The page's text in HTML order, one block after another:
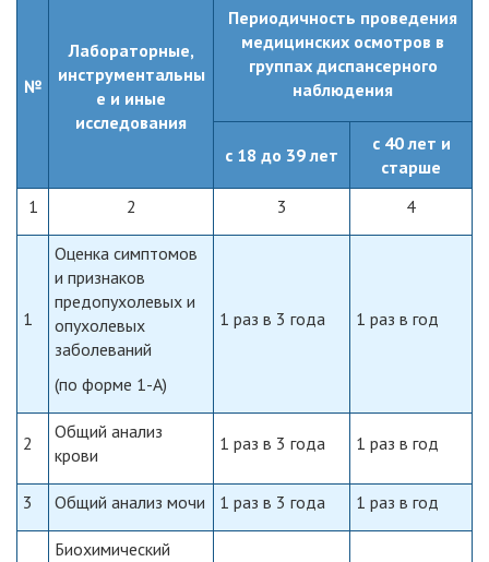
№
Лабораторные,
инструментальны
е и иные
исследования
Периодичность проведения
медицинских осмотров в
группах диспансерного
наблюдения
с 18 до 39 лет
с 40 лет и
старше
1
2 3 4
1
Оценка симптомов
и признаков
предопухолевых и
опухолевых
заболеваний
(по форме 1-А)
1 раз в 3 года 1 раз в год
2
Общий анализ
крови
1 раз в 3 года 1 раз в год
3 Общий анализ мочи 1 раз в 3 года 1 раз в год
Биохимический